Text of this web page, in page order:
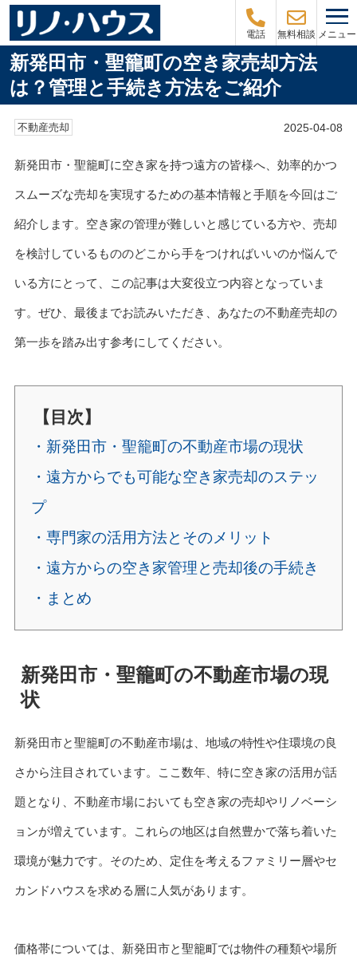
電話 無料相談 メニュー
新発田市・聖籠町の空き家売却方法
は？管理と手続き方法をご紹介
不動産売却 2025-04-08
新発田市・聖籠町に空き家を持つ遠方の皆様へ、効率的かつ
スムーズな売却を実現するための基本情報と手順を今回はご
紹介します。空き家の管理が難しいと感じている方や、売却
を検討しているもののどこから手をつければいいのか悩んで
いる方にとって、この記事は大変役立つ内容となっていま
す。ぜひ、最後までお読みいただき、あなたの不動産売却の
第一歩を踏み出す参考にしてください。
【目次】
・新発田市・聖籠町の不動産市場の現状
・遠方からでも可能な空き家売却のステッ
プ
・専門家の活用方法とそのメリット
・遠方からの空き家管理と売却後の手続き
・まとめ
新発田市・聖籠町の不動産市場の現
状
新発田市と聖籠町の不動産市場は、地域の特性や住環境の良
さから注目されています。ここ数年、特に空き家の活用が話
題となり、不動産市場においても空き家の売却やリノベーシ
ョンが増えています。これらの地区は自然豊かで落ち着いた
環境が魅力です。そのため、定住を考えるファミリー層やセ
カンドハウスを求める層に人気があります。
価格帯については、新発田市と聖籠町では物件の種類や場所